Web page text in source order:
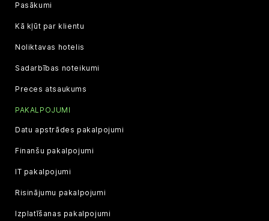
Pasākumi
Kā kļūt par klientu
Noliktavas hotelis
Sadarbības noteikumi
Preces atsaukums
PAKALPOJUMI
Datu apstrādes pakalpojumi
Finanšu pakalpojumi
IT pakalpojumi
Risinājumu pakalpojumi
Izplatīšanas pakalpojumi